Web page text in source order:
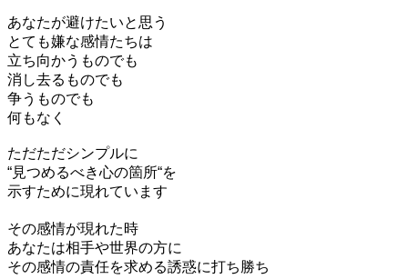
あなたが避けたいと思う
とても嫌な感情たちは
立ち向かうものでも
消し去るものでも
争うものでも
何もなく
ただただシンプルに
“見つめるべき心の箇所“を
示すために現れています
その感情が現れた時
あなたは相手や世界の方に
その感情の責任を求める誘惑に打ち勝ち